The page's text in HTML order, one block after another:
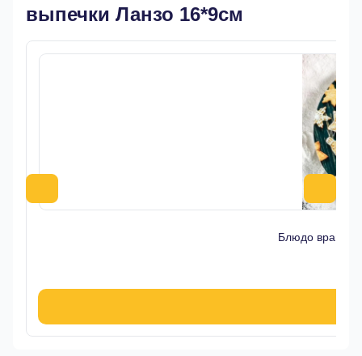
выпечки Ланзо 16*9см
Блюдо